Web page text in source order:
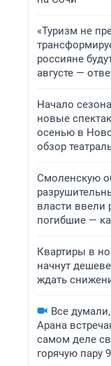
«Туризм не
россияне
августе —
Начало
новые
осенью в
обзор
Смоленскую
власти ввели
погибшие —
Квартиры в
начнут
ждать
Все
Арана
самом деле
горячую пару